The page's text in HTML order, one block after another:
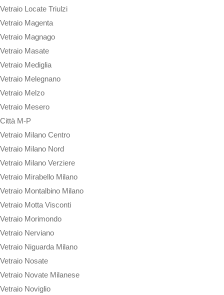
Vetraio Locate Triulzi
Vetraio Magenta
Vetraio Magnago
Vetraio Masate
Vetraio Mediglia
Vetraio Melegnano
Vetraio Melzo
Vetraio Mesero
Città M-P
Vetraio Milano Centro
Vetraio Milano Nord
Vetraio Milano Verziere
Vetraio Mirabello Milano
Vetraio Montalbino Milano
Vetraio Motta Visconti
Vetraio Morimondo
Vetraio Nerviano
Vetraio Niguarda Milano
Vetraio Nosate
Vetraio Novate Milanese
Vetraio Noviglio